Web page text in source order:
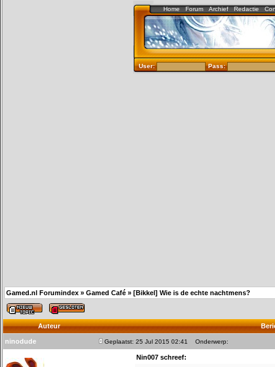
Home Forum Archief Redactie
User: Pass:
Gamed.nl Forumindex » Gamed Café » [Bikkel] Wie is de echte nachtmens?
Auteur
ninodude Geplaatst: 25 Jul 2015 02:41 Onderwerp:
Nin007 schreef: